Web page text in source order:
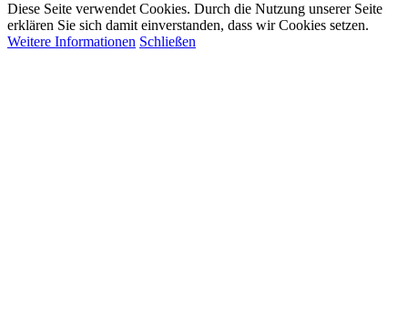
Diese Seite verwendet Cookies. Durch die Nutzung unserer Seite
erklären Sie sich damit einverstanden, dass wir Cookies setzen.
Weitere Informationen Schließen